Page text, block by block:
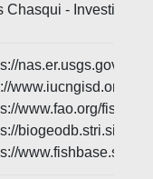
Chasqui -
nas.er.usgs.gov/
www.iucngisd.org/
www.fao.org/
www.fishbase.se/